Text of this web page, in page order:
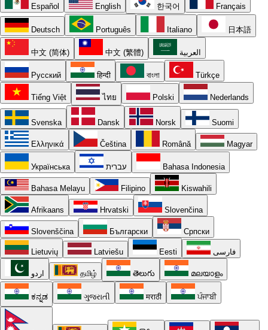
Español English 한국어 Français
Deutsch Português Italiano 日本語
中文 (简体) 中文 (繁體) العربية
Русский हिन्दी বাংলা Türkçe
Tiếng Việt ไทย Polski Nederlands
Svenska Dansk Norsk Suomi
Ελληνικά Čeština Română Magyar
Українська עברית Bahasa Indonesia
Bahasa Melayu Filipino Kiswahili
Afrikaans Hrvatski Slovenčina
Slovenščina Български Српски
Lietuvių Latviešu Eesti فارسی
اردو தமிழ் తెలుగు മലയാളം
ಕನ್ನಡ ગુજરાતી मराठी ਪੰਜਾਬੀ